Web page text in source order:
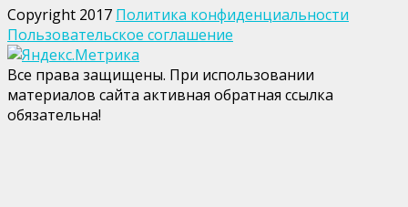
Copyright 2017 Политика конфиденциальности
Пользовательское соглашение
Все права защищены. При использовании
материалов сайта активная обратная ссылка
обязательна!